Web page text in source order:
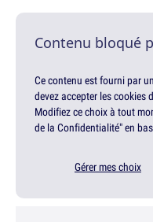
Contenu bloqué
Ce contenu est fourni par
devez accepter les cookies
Modifiez ce choix à tout
de la Confidentialité" en
Gérer mes choix